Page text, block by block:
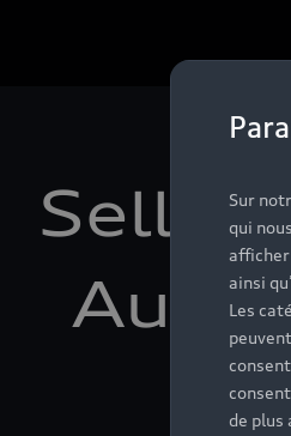
Audi
Sur
qui
ainsi
Les
de plus